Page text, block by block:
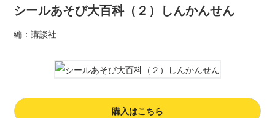
シールあそび大百科（２）しんかんせん
編：講談社
購入はこちら